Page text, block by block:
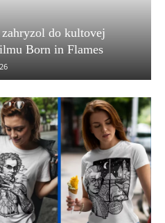
do kultovej
Born in Flames